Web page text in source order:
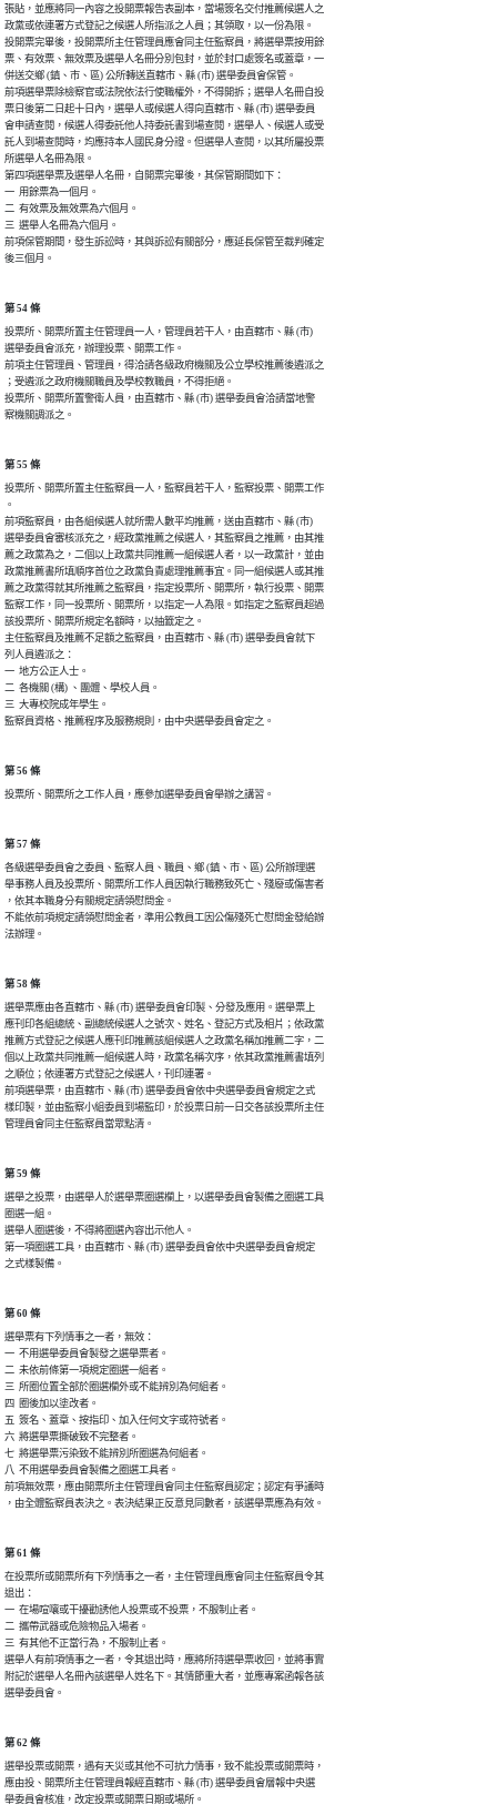
張貼，並應將同一內容之投開票報告表副本，當場簽名交付推薦候選人之
政黨或依連署方式登記之候選人所指派之人員；其領取，以一份為限。
投開票完畢後，投開票所主任管理員應會同主任監察員，將選舉票按用餘
票、有效票、無效票及選舉人名冊分別包封，並於封口處簽名或蓋章，一
併送交鄉 (鎮、市、區) 公所轉送直轄市、縣 (市) 選舉委員會保管。
前項選舉票除檢察官或法院依法行使職權外，不得開拆；選舉人名冊自投
票日後第二日起十日內，選舉人或候選人得向直轄市、縣 (市) 選舉委員
會申請查閱，候選人得委託他人持委託書到場查閱，選舉人、候選人或受
託人到場查閱時，均應持本人國民身分證。但選舉人查閱，以其所屬投票
所選舉人名冊為限。
第四項選舉票及選舉人名冊，自開票完畢後，其保管期間如下：
一  用餘票為一個月。
二  有效票及無效票為六個月。
三  選舉人名冊為六個月。
前項保管期間，發生訴訟時，其與訴訟有關部分，應延長保管至裁判確定
後三個月。
第 54 條
投票所、開票所置主任管理員一人，管理員若干人，由直轄市、縣 (市)
選舉委員會派充，辦理投票、開票工作。
前項主任管理員、管理員，得洽請各級政府機關及公立學校推薦後遴派之
；受遴派之政府機關職員及學校教職員，不得拒絕。
投票所、開票所置警衛人員，由直轄市、縣 (市) 選舉委員會洽請當地警
察機關調派之。
第 55 條
投票所、開票所置主任監察員一人，監察員若干人，監察投票、開票工作
。
前項監察員，由各組候選人就所需人數平均推薦，送由直轄市、縣 (市)
選舉委員會審核派充之，經政黨推薦之候選人，其監察員之推薦，由其推
薦之政黨為之，二個以上政黨共同推薦一組候選人者，以一政黨計，並由
政黨推薦書所填順序首位之政黨負責處理推薦事宜。同一組候選人或其推
薦之政黨得就其所推薦之監察員，指定投票所、開票所，執行投票、開票
監察工作，同一投票所、開票所，以指定一人為限。如指定之監察員超過
該投票所、開票所規定名額時，以抽籤定之。
主任監察員及推薦不足額之監察員，由直轄市、縣 (市) 選舉委員會就下
列人員遴派之：
一  地方公正人士。
二  各機關 (構) 、團體、學校人員。
三  大專校院成年學生。
監察員資格、推薦程序及服務規則，由中央選舉委員會定之。
第 56 條
投票所、開票所之工作人員，應參加選舉委員會舉辦之講習。
第 57 條
各級選舉委員會之委員、監察人員、職員、鄉 (鎮、市、區) 公所辦理選
舉事務人員及投票所、開票所工作人員因執行職務致死亡、殘廢或傷害者
，依其本職身分有關規定請領慰問金。
不能依前項規定請領慰問金者，準用公教員工因公傷殘死亡慰問金發給辦
法辦理。
第 58 條
選舉票應由各直轄市、縣 (市) 選舉委員會印製、分發及應用。選舉票上
應刊印各組總統、副總統候選人之號次、姓名、登記方式及相片；依政黨
推薦方式登記之候選人應刊印推薦該組候選人之政黨名稱加推薦二字，二
個以上政黨共同推薦一組候選人時，政黨名稱次序，依其政黨推薦書填列
之順位；依連署方式登記之候選人，刊印連署。
前項選舉票，由直轄市、縣 (市) 選舉委員會依中央選舉委員會規定之式
樣印製，並由監察小組委員到場監印，於投票日前一日交各該投票所主任
管理員會同主任監察員當眾點清。
第 59 條
選舉之投票，由選舉人於選舉票圈選欄上，以選舉委員會製備之圈選工具
圈選一組。
選舉人圈選後，不得將圈選內容出示他人。
第一項圈選工具，由直轄市、縣 (市) 選舉委員會依中央選舉委員會規定
之式樣製備。
第 60 條
選舉票有下列情事之一者，無效：
一  不用選舉委員會製發之選舉票者。
二  未依前條第一項規定圈選一組者。
三  所圈位置全部於圈選欄外或不能辨別為何組者。
四  圈後加以塗改者。
五  簽名、蓋章、按指印、加入任何文字或符號者。
六  將選舉票撕破致不完整者。
七  將選舉票污染致不能辨別所圈選為何組者。
八  不用選舉委員會製備之圈選工具者。
前項無效票，應由開票所主任管理員會同主任監察員認定；認定有爭議時
，由全體監察員表決之。表決結果正反意見同數者，該選舉票應為有效。
第 61 條
在投票所或開票所有下列情事之一者，主任管理員應會同主任監察員令其
退出：
一  在場喧嚷或干擾勸誘他人投票或不投票，不服制止者。
二  攜帶武器或危險物品入場者。
三  有其他不正當行為，不服制止者。
選舉人有前項情事之一者，令其退出時，應將所持選舉票收回，並將事實
附記於選舉人名冊內該選舉人姓名下。其情節重大者，並應專案函報各該
選舉委員會。
第 62 條
選舉投票或開票，遇有天災或其他不可抗力情事，致不能投票或開票時，
應由投、開票所主任管理員報經直轄市、縣 (市) 選舉委員會層報中央選
舉委員會核准，改定投票或開票日期或場所。